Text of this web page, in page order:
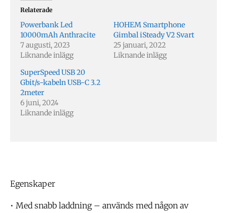
Relaterade
Powerbank Led
10000mAh Anthracite
7 augusti, 2023
Liknande inlägg
HOHEM Smartphone
Gimbal iSteady V2 Svart
25 januari, 2022
Liknande inlägg
SuperSpeed USB 20
Gbit/s-kabeln USB-C 3.2
2meter
6 juni, 2024
Liknande inlägg
Egenskaper
• Med snabb laddning – används med någon av